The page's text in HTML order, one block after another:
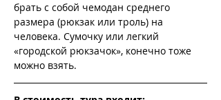
брать с собой чемодан среднего
размера (рюкзак или троль) на
человека. Сумочку или легкий
«городской рюкзачок», конечно тоже
можно взять.